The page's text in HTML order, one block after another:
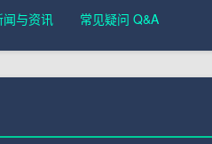
与资讯 常见疑问 Q&A